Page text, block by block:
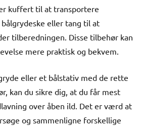
kuffert til at transportere
eller tang til at
tilberedningen. Disse tilbehør kan
mere praktisk og bekvem.
eller et bålstativ med de rette
kan du sikre dig, at du får mest
over åben ild. Det er værd at
og sammenligne forskellige